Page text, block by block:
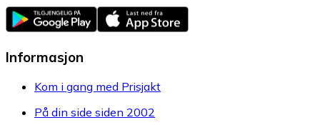
Informasjon
Kom i gang med Prisjakt
På din side siden 2002